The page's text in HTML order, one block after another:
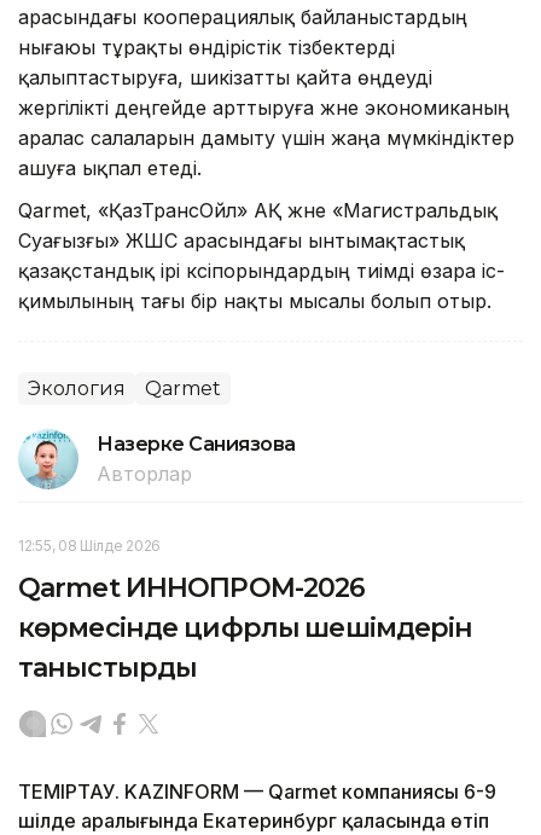
арасындағы кооперациялық байланыстардың
нығаюы тұрақты өндірістік тізбектерді
қалыптастыруға, шикізатты қайта өңдеуді
жергілікті деңгейде арттыруға және экономиканың
аралас салаларын дамыту үшін жаңа мүмкіндіктер
ашуға ықпал етеді.
Qarmet, «ҚазТрансОйл» АҚ және «Магистральдық
Суағызғы» ЖШС арасындағы ынтымақтастық
қазақстандық ірі кәсіпорындардың тиімді өзара іс-
қимылының тағы бір нақты мысалы болып отыр.
Экология Qarmet
Назерке Саниязова
Авторлар
12:55, 08 Шілде 2026
Qarmet ИННОПРОМ-2026
көрмесінде цифрлық шешімдерін
таныстырды
ТЕМIРТАУ. KAZINFORM — Qarmet компаниясы 6-9
шілде аралығында Екатеринбург қаласында өтіп